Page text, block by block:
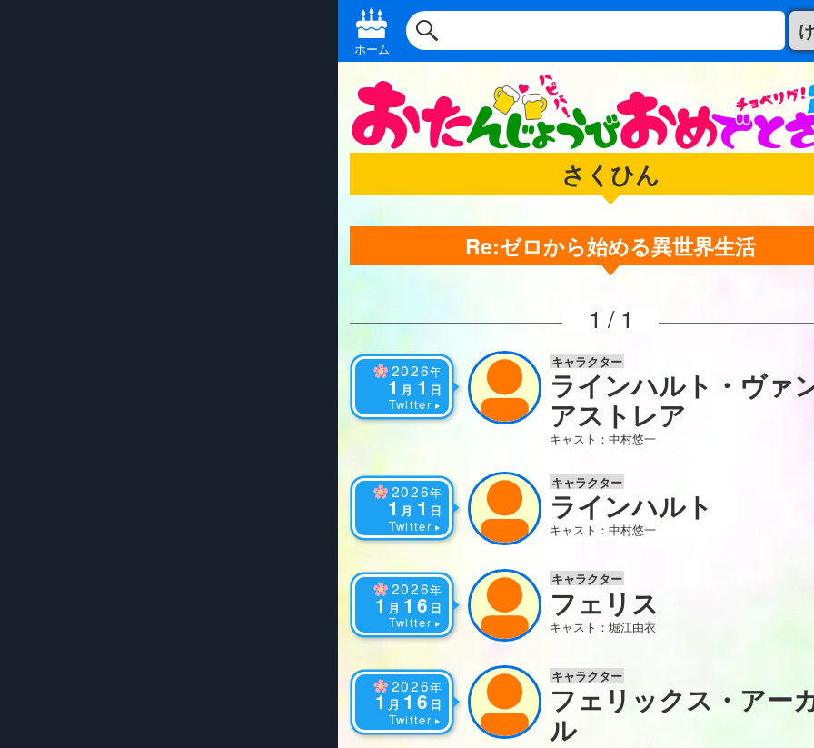
ホーム
さくひん
Re:ゼロから始める異世界生活
1 / 1
2026年
1 月 1 日
Twitter
キャラクター
ラインハルト・ヴァ
アストレア
キャスト：中村悠一
2026年
1 月 1 日
Twitter
キャラクター
ラインハルト
キャスト：中村悠一
2026年
1 月 16 日
Twitter
キャラクター
フェリス
キャスト：堀江由衣
2026年
1 月 16 日
Twitter
キャラクター
フェリックス・アー
ル